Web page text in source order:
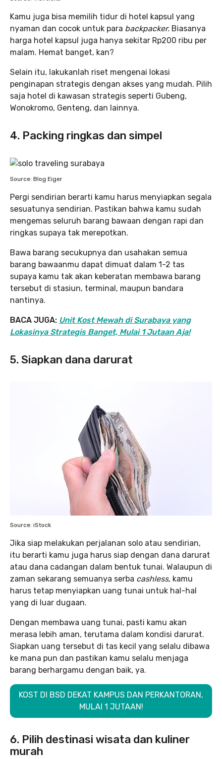
Kamu juga bisa memilih tidur di hotel kapsul yang
nyaman dan cocok untuk para backpacker. Biasanya
harga hotel kapsul juga hanya sekitar Rp200 ribu per
malam. Hemat banget, kan?
Selain itu, lakukanlah riset mengenai lokasi
penginapan strategis dengan akses yang mudah. Pilih
saja hotel di kawasan strategis seperti Gubeng,
Wonokromo, Genteng, dan lainnya.
4. Packing ringkas dan simpel
Source: Blog Eiger
Pergi sendirian berarti kamu harus menyiapkan segala
sesuatunya sendirian. Pastikan bahwa kamu sudah
mengemas seluruh barang bawaan dengan rapi dan
ringkas supaya tak merepotkan.
Bawa barang secukupnya dan usahakan semua
barang bawaanmu dapat dimuat dalam 1-2 tas
supaya kamu tak akan keberatan membawa barang
tersebut di stasiun, terminal, maupun bandara
nantinya.
BACA JUGA: Unit Kost Mewah di Surabaya yang
Lokasinya Strategis Banget, Mulai 1 Jutaan Aja!
5. Siapkan dana darurat
Source: iStock
Jika siap melakukan perjalanan solo atau sendirian,
itu berarti kamu juga harus siap dengan dana darurat
atau dana cadangan dalam bentuk tunai. Walaupun di
zaman sekarang semuanya serba cashless, kamu
harus tetap menyiapkan uang tunai untuk hal-hal
yang di luar dugaan.
Dengan membawa uang tunai, pasti kamu akan
merasa lebih aman, terutama dalam kondisi darurat.
Siapkan uang tersebut di tas kecil yang selalu dibawa
ke mana pun dan pastikan kamu selalu menjaga
barang berhargamu dengan baik, ya.
KOST DI BSD DEKAT KAMPUS DAN PERKANTORAN,
MULAI 1 JUTAAN!
6. Pilih destinasi wisata dan kuliner
murah